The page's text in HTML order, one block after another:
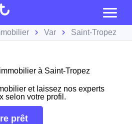
Var Saint-Tropez
à Saint-Tropez
et laissez nos experts
selon votre profil.
prêt